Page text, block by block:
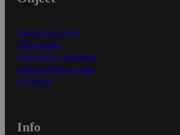
Ensitilaajan ohjeet
Näin maksat
Näin tilaat ja muokkaat
Kaikki ohjeet ja vinkit
In English
Info